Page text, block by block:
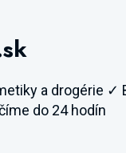
a drogérie ✓
do 24 hodín